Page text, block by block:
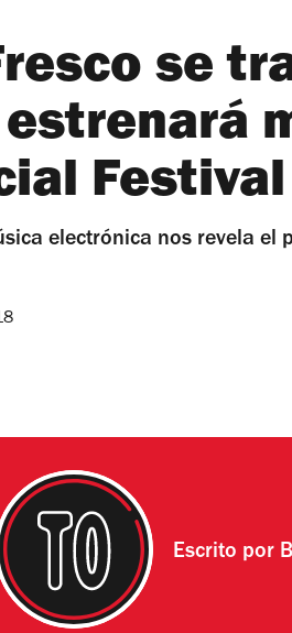
se
estrenará
electrónica nos revela el
Escrito por